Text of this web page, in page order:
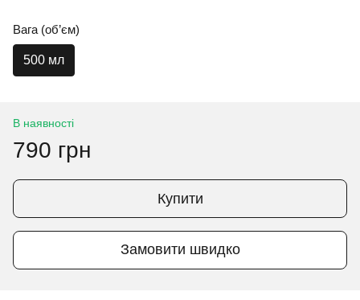
Вага (об’єм)
500 мл
В наявності
790 грн
Купити
Замовити швидко